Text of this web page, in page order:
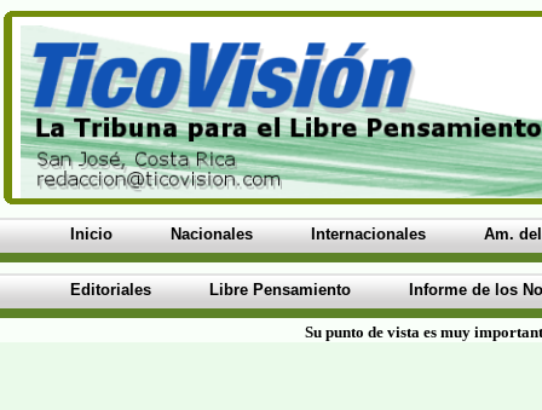
Inicio Nacionales Internacionales Am.
Editoriales Libre Pensamiento Informe de los
Su punto de vista es muy